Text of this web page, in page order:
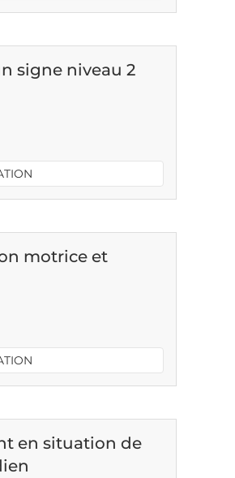
signe niveau 2
motrice et
en situation de